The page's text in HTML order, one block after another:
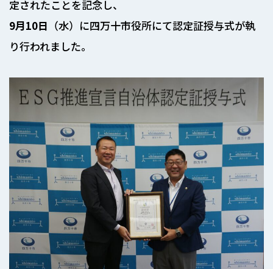
定されたことを記念し、
9月10日 （水）に四万十市役所にて認定証授与式が執
り行われました。